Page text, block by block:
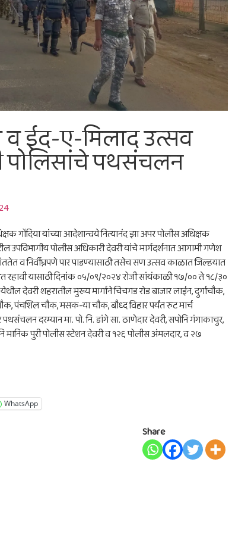
ईद-ए-मिलाद उत्सव
पोलिसांचे पथसंचलन
गोंदिया यांच्या आदेशान्वये नित्यानंद झा अपर पोलीस अधिक्षक
उपविभागीय पोलीस अधिकारी देवरी यांचे मार्गदर्शनात आगामी गणेश
व निर्वीघ्नपणे पार पाडण्यासाठी तसेच सण उत्सव काळात जिल्हयात
यासाठी दिनांक ०५/०९/२०२४ रोजी सांयंकाळी १७/०० ते १८/३०
देवरी शहरातील मुख्य मार्गाने चिचगड रोड बाजार लाईन, दुर्गाचौक,
पंचशिल चौक, मसक-या चौक, बौध्द विहार पर्यंत रुट मार्च
दरम्यान मा. पो. नि. डांगे सा. ठाणेदार देवरी, सपोनि गंगाकाचुर,
मानिक पुरी पोलीस स्टेशन देवरी व १२६ पोलीस अंमलदार, व २७
WhatsApp
Share